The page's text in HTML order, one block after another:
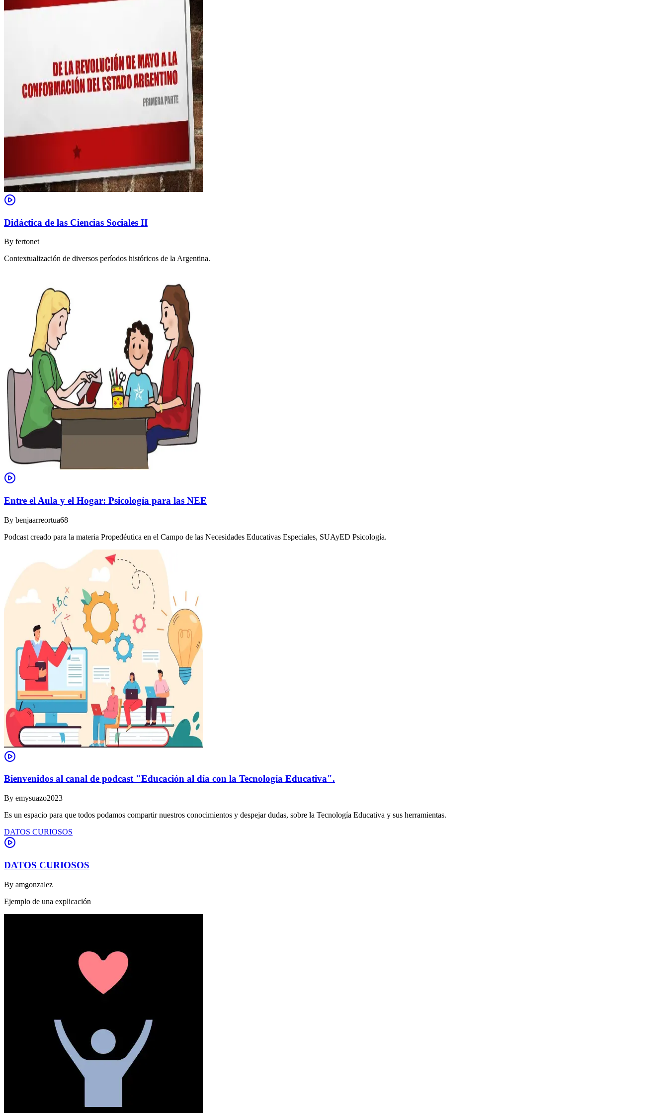
Didáctica de las Ciencias Sociales II
By fertonet
Contextualización de diversos períodos históricos de la Argentina.
Entre el Aula y el Hogar: Psicología para las NEE
By benjaarreortua68
Podcast creado para la materia Propedéutica en el Campo de las Necesidades Educativas Especiales, SUAyED Psicología.
Bienvenidos al canal de podcast "Educación al día con la Tecnología Educativa".
By emysuazo2023
Es un espacio para que todos podamos compartir nuestros conocimientos y despejar dudas, sobre la Tecnología Educativa y sus herramientas.
DATOS CURIOSOS
DATOS CURIOSOS
By amgonzalez
Ejemplo de una explicación